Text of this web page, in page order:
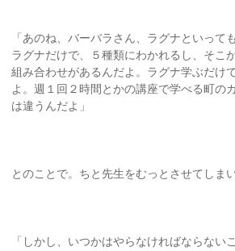
「あのね、バーバラさん、ラグナといって
ラグナだけで、５種類にわかれるし、そこ
組み合わせがあるんだよ。ラグナ学ぶだけ
よ。週１回２時間とかの講座で学べる町の
は違うんだよ」
とのことで。ちと先生をむっとさせてしま
「しかし、いつかはやらなければならない